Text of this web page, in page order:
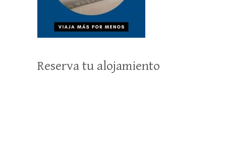
Reserva tu alojamiento